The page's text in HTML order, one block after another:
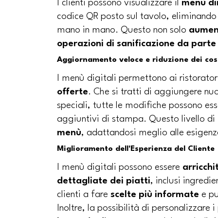
I clienti possono visualizzare il menù
codice QR posto sul tavolo,
mano in mano. Questo non solo
operazioni di sanificazione da
Aggiornamento veloce e riduzione dei
I menù digitali permettono ai
offerte. Che si tratti di aggiungere
speciali, tutte le modifiche possono
aggiuntivi di stampa. Questo livello di
menù, adattandosi meglio alle
Miglioramento dell'Esperienza del Cliente
I menù digitali possono essere
dettagliate dei piatti, inclusi
clienti a fare scelte più informate e
Inoltre, la possibilità di personalizzare